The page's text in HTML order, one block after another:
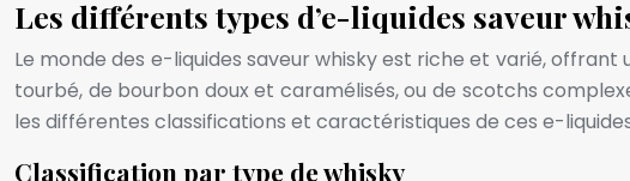
Les différents types d’e-liquides saveur
Le monde des e-liquides saveur whisky est riche et varié,
tourbé, de bourbon doux et caramélisés, ou de scotchs
les différentes classifications et caractéristiques de ces e-
Classification par type de whisky